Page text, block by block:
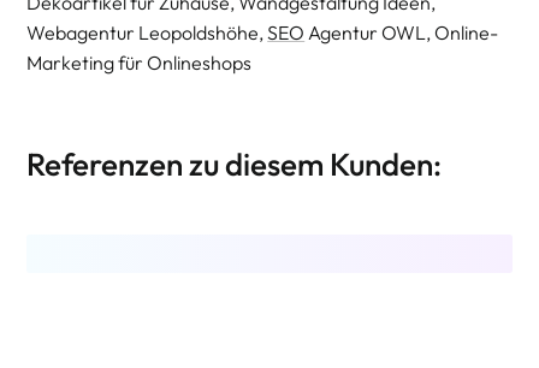
Webagentur Leopoldshöhe,SEO Agentur OWL, Online-
Marketing für Onlineshops
Referenzen zu diesem Kunden: